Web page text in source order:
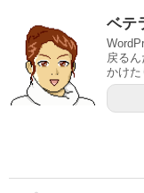
ベテ
戻る
かけ